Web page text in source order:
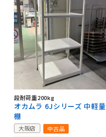
段耐荷重200kg
オカムラ 6Jシリーズ 中軽量
棚
大阪店
中古品